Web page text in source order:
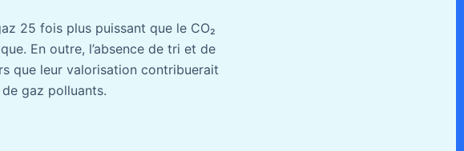
25 fois plus puissant que le CO₂
En outre, l’absence de tri et de
que leur valorisation contribuerait
gaz polluants.